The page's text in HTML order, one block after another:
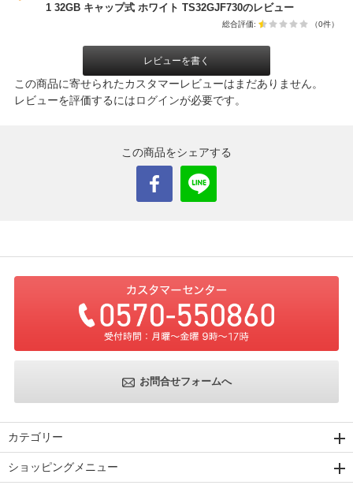
1 32GB キャップ式 ホワイト TS32GJF730のレビュー
総合評価: （0件）
レビューを書く
この商品に寄せられたカスタマーレビューはまだありません。
レビューを評価するにはログインが必要です。
この商品をシェアする
お問合せフォームへ
カテゴリー
ショッピングメニュー